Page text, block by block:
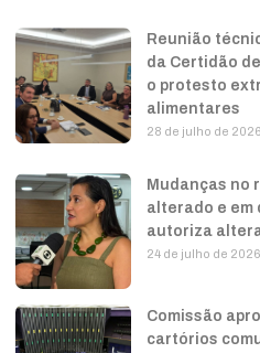
Reunião
da Certidão
o protesto
alimentares
28 de julho de 2026
Mudanças no
alterado e em
autoriza
24 de julho de 2026
Comissão
cartórios